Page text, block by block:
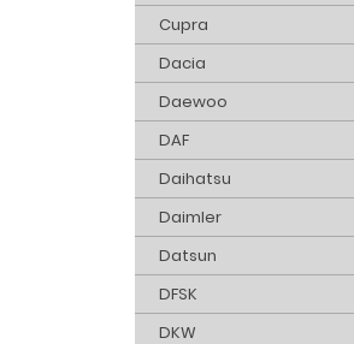
Cupra
Dacia
Daewoo
DAF
Daihatsu
Daimler
Datsun
DFSK
DKW